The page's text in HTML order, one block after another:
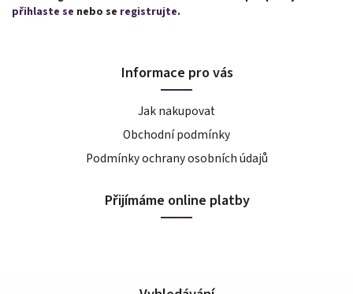
přihlaste se nebo se registrujte.
Informace pro vás
Jak nakupovat
Obchodní podmínky
Podmínky ochrany osobních údajů
Přijímáme online platby